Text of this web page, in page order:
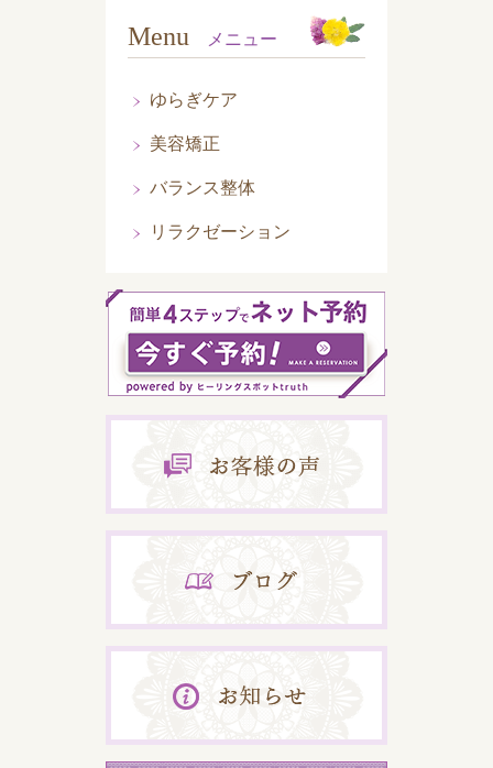
Menu メニュー
ゆらぎケア
美容矯正
バランス整体
リラクゼーション